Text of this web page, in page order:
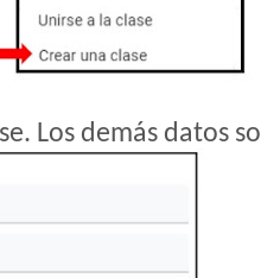
Los demás datos